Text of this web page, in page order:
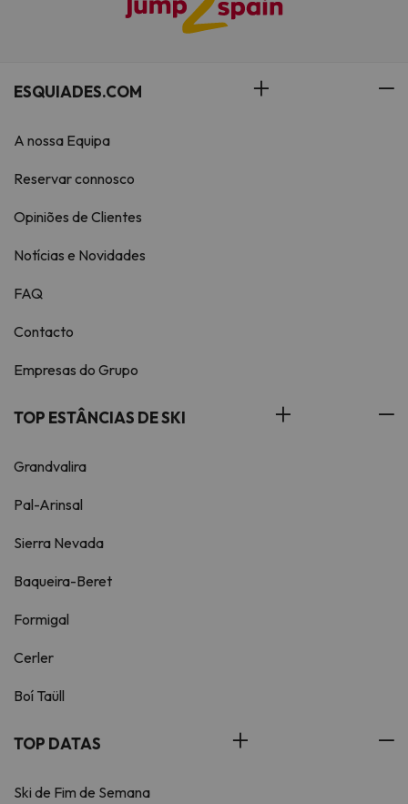
ESQUIADES.COM
A nossa Equipa
Reservar connosco
Opiniões de Clientes
Notícias e Novidades
FAQ
Contacto
Empresas do Grupo
TOP ESTÂNCIAS DE SKI
Grandvalira
Pal-Arinsal
Sierra Nevada
Baqueira-Beret
Formigal
Cerler
Boí Taüll
TOP DATAS
Ski de Fim de Semana